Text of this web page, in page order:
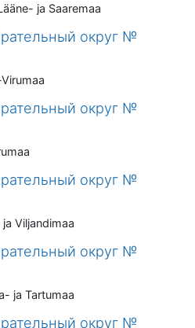
ja Saaremaa
округ №
округ №
округ №
Viljandimaa
округ №
ja Tartumaa
округ №